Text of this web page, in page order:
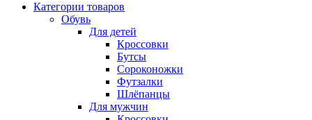
Категории товаров
Обувь
Для детей
Кроссовки
Бутсы
Сороконожки
Футзалки
Шлёпанцы
Для мужчин